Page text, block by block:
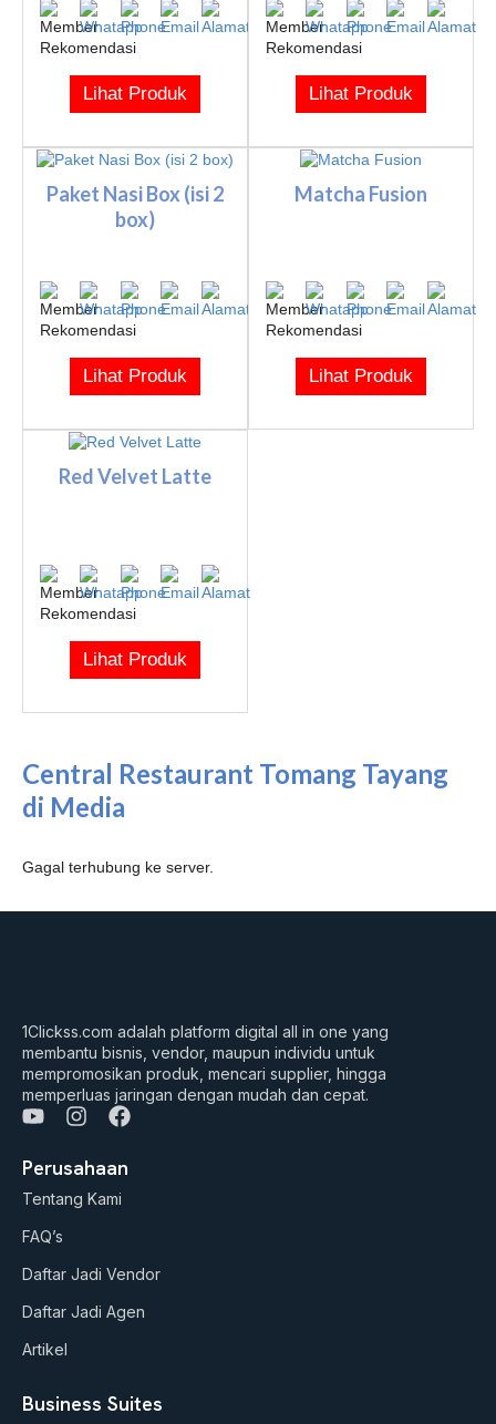
Lihat Produk Lihat Produk
Paket Nasi Box (isi 2
box)
Lihat Produk
Matcha Fusion
Lihat Produk
Red Velvet Latte
Lihat Produk
Central Restaurant Tomang Tayang
di Media
Gagal terhubung ke server.
1Clickss.com adalah platform digital all in one yang
membantu bisnis, vendor, maupun individu untuk
mempromosikan produk, mencari supplier, hingga
memperluas jaringan dengan mudah dan cepat.
Y
u
t
u
b
e
I
s
t
a
a
F
c
e
b
k
Perusahaan
Tentang Kami
FAQ’s
Daftar Jadi Vendor
Daftar Jadi Agen
Artikel
Business Suites